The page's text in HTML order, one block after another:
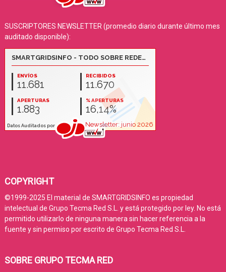
SUSCRIPTORES NEWSLETTER (promedio diario durante último mes
auditado disponible):
COPYRIGHT
©1999-2025 El material de SMARTGRIDSINFO es propiedad
intelectual de Grupo Tecma Red S.L. y está protegido por ley. No está
permitido utilizarlo de ninguna manera sin hacer referencia a la
fuente y sin permiso por escrito de Grupo Tecma Red S.L.
SOBRE GRUPO TECMA RED